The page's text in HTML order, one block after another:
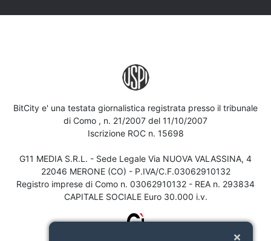
BitCity e' una testata giornalistica registrata presso il tribunale
di Como , n. 21/2007 del 11/10/2007
Iscrizione ROC n. 15698
G11 MEDIA S.R.L. - Sede Legale Via NUOVA VALASSINA, 4
22046 MERONE (CO) - P.IVA/C.F.03062910132
Registro imprese di Como n. 03062910132 - REA n. 293834
CAPITALE SOCIALE Euro 30.000 i.v.